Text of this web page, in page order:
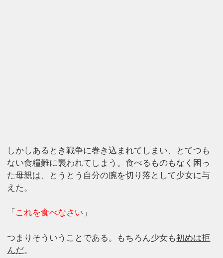
しかしあるとき戦争に巻き込まれてしまい、とてつも
ない食糧難に襲われてしまう。食べるものもなく困っ
た母親は、とうとう自分の腕を切り落として少女に与
えた。
「 これを食べなさい 」
つまりそういうことである。もちろん少女も初めは拒
んだ。